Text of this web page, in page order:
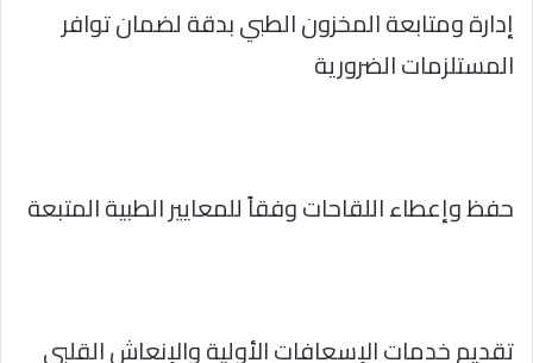
إدارة ومتابعة المخزون الطبي بدقة لضمان توافر
المستلزمات الضرورية
حفظ وإعطاء اللقاحات وفقاً للمعايير الطبية المتبعة
تقديم خدمات الإسعافات الأولية والإنعاش القلبي